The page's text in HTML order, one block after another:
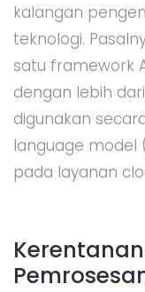
kalangan
teknologi.
satu framework
dengan lebih
digunakan
language model
pada layanan